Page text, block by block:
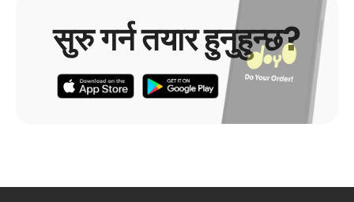
सुरु गर्न तयार हुनुहुन्छ?